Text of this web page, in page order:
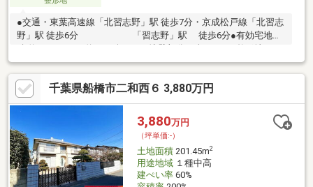
●交通・東葉高速線「北習志野」駅 徒歩7分・京成松戸線「北習志
野」駅 徒歩6分 「習志野」駅 徒歩6分●有効宅地面
積 約190.73m2（約57.69坪） ※擁壁部分を含みます●整形地 お
好きな間取りプラン設計がしやすい区画です●建築条件無し お
好きな建築業者、ハウスメーカーで建築出来ます●低層住居専用
地域※現地は道路接面、隣地境に高低差（約1.0～2.0m）が存しま
すが、 現況のままでのお引渡しとなります。
千葉県船橋市二和西６ 3,880万円
3,880万円
（坪単価:-）
土地面積201.45m2
用途地域１種中高
建ぺい率60%